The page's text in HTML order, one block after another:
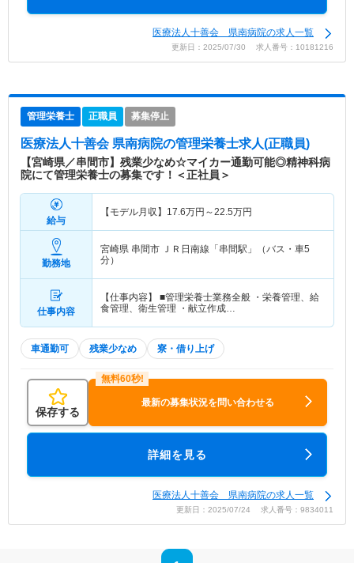
医療法人十善会 県南病院の求人一覧
更新日：2025/07/30 求人番号：10181216
管理栄養士 正職員 募集停止
医療法人十善会 県南病院の管理栄養士求人(正職員)
【宮崎県／串間市】残業少なめ☆マイカー通勤可能◎精神科病
院にて管理栄養士の募集です！＜正社員＞
給与
【モデル月収】 17.6万円～22.5万円
勤務地
宮崎県 串間市 ＪＲ日南線「串間駅」（バス・車5
分）
仕事内容
【仕事内容】 ■管理栄養士業務全般 ・栄養管理、給
食管理、衛生管理 ・献立作成…
車通勤可 残業少なめ 寮・借り上げ
保存する
最新の募集状況を問い合わせる
詳細を見る
医療法人十善会 県南病院の求人一覧
更新日：2025/07/24 求人番号：9834011